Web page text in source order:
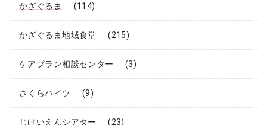
かざぐるま (114)
かざぐるま地域食堂 (215)
ケアプラン相談センター (3)
さくらハイツ (9)
じけいえんシアター (23)